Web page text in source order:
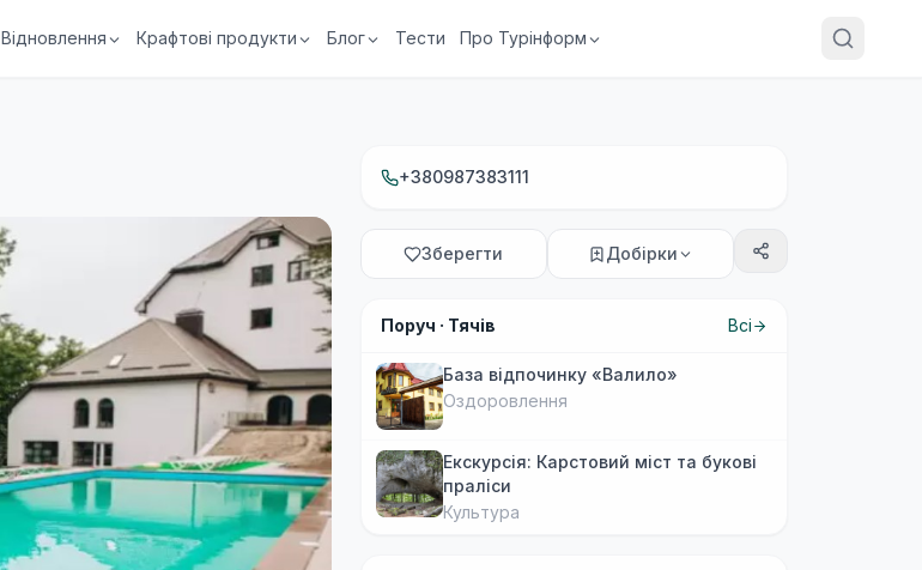
Відновлення Крафтові продукти Блог Тести Про Турінформ
+380987383111
Зберегти Добірки
Поруч · Тячів Всі
База відпочинку «Валило»
Оздоровлення
Екскурсія: Карстовий міст та букові
праліси
Культура